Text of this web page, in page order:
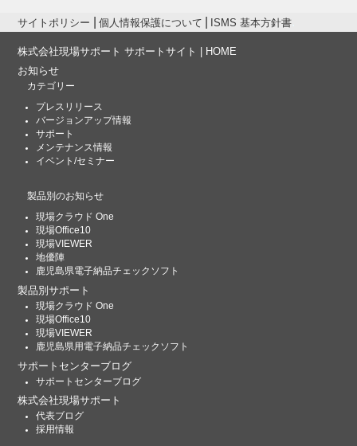
サイトポリシー 個人情報保護について ISMS 基本方針書
株式会社現場サポート サポートサイト | HOME
お知らせ
カテゴリー
プレスリリース
バージョンアップ情報
サポート
メンテナンス情報
イベント/セミナー
製品別のお知らせ
現場クラウド One
現場Office10
現場VIEWER
地優陣
鹿児島県電子納品チェックソフト
製品別サポート
現場クラウド One
現場Office10
現場VIEWER
鹿児島県用電子納品チェックソフト
サポートセンターブログ
サポートセンターブログ
株式会社現場サポート
代表ブログ
採用情報